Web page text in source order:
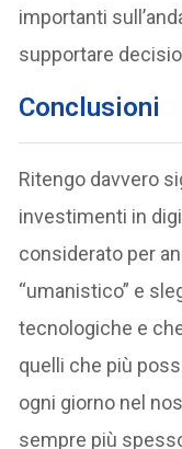
importanti
supportare
Conclusioni
Ritengo davvero
investimenti in
considerato per
“umanistico” e
tecnologiche e
quelli che più
ogni giorno nel
sempre più